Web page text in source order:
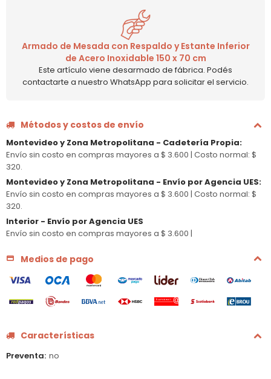
Armado de Mesada con Respaldo y Estante Inferior
de Acero Inoxidable 150 x 70 cm
Este artículo viene desarmado de fábrica. Podés
contactarte a nuestro WhatsApp para solicitar el servicio.
Métodos y costos de envío
Montevideo y Zona Metropolitana - Cadetería Propia:
Envío sin costo en compras mayores a $ 3.600 | Costo normal: $
320.
Montevideo y Zona Metropolitana - Envío por Agencia UES:
Envío sin costo en compras mayores a $ 3.600 | Costo normal: $
320.
Interior - Envío por Agencia UES
Envío sin costo en compras mayores a $ 3.600 |
Medios de pago
Características
Preventa no